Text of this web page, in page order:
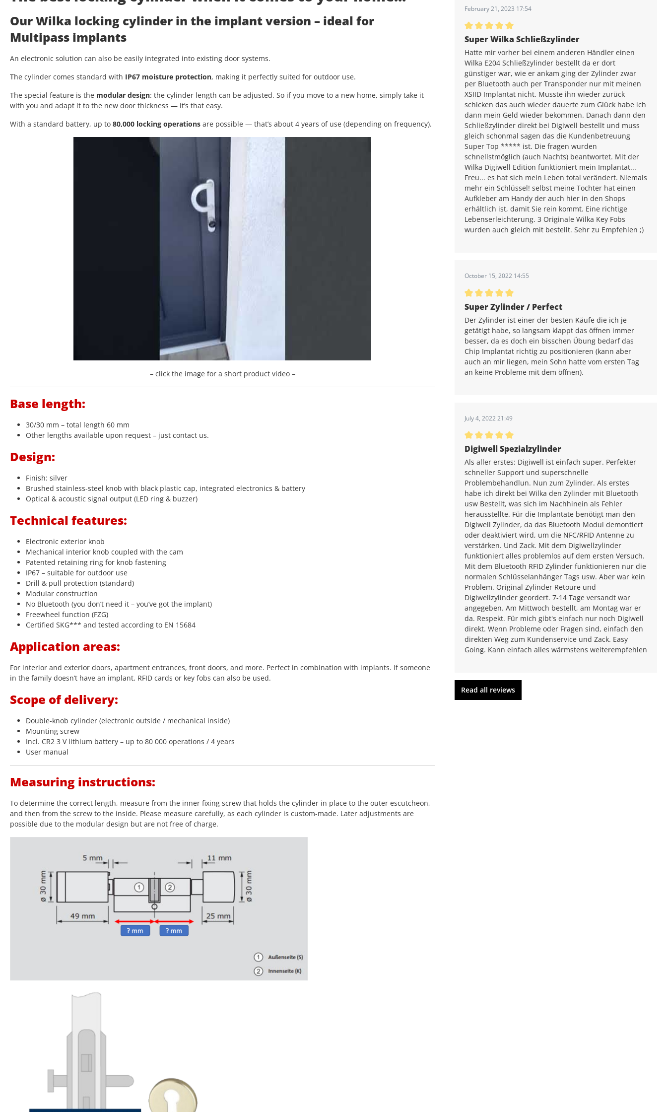
Our Wilka locking cylinder in the implant version – ideal for
Multipass implants
An electronic solution can also be easily integrated into existing door systems.
The cylinder comes standard with IP67 moisture protection, making it perfectly suited for outdoor use.
The special feature is the modular design: the cylinder length can be adjusted. So if you move to a new home, simply take it
with you and adapt it to the new door thickness — it’s that easy.
With a standard battery, up to 80,000 locking operations are possible — that’s about 4 years of use (depending on frequency).
– click the image for a short product video –
Base length:
30/30 mm – total length 60 mm
Other lengths available upon request – just contact us.
Design:
Finish: silver
Brushed stainless-steel knob with black plastic cap, integrated electronics & battery
Optical & acoustic signal output (LED ring & buzzer)
Technical features:
Electronic exterior knob
Mechanical interior knob coupled with the cam
Patented retaining ring for knob fastening
IP67 – suitable for outdoor use
Drill & pull protection (standard)
Modular construction
No Bluetooth (you don’t need it – you’ve got the implant)
Freewheel function (FZG)
Certified SKG*** and tested according to EN 15684
Application areas:
For interior and exterior doors, apartment entrances, front doors, and more. Perfect in combination with implants. If someone
in the family doesn’t have an implant, RFID cards or key fobs can also be used.
Scope of delivery:
Double-knob cylinder (electronic outside / mechanical inside)
Mounting screw
Incl. CR2 3 V lithium battery – up to 80 000 operations / 4 years
User manual
Measuring instructions:
To determine the correct length, measure from the inner fixing screw that holds the cylinder in place to the outer escutcheon,
and then from the screw to the inside. Please measure carefully, as each cylinder is custom-made. Later adjustments are
possible due to the modular design but are not free of charge.
February 21, 2023 17:54
Average rating of 5 out of 5 stars
Super Wilka Schließzylinder
Hatte mir vorher bei einem anderen Händler einen
Wilka E204 Schließzylinder bestellt da er dort
günstiger war, wie er ankam ging der Zylinder zwar
per Bluetooth auch per Transponder nur mit meinen
XSIID Implantat nicht. Musste ihn wieder zurück
schicken das auch wieder dauerte zum Glück habe ich
dann mein Geld wieder bekommen. Danach dann den
Schließzylinder direkt bei Digiwell bestellt und muss
gleich schonmal sagen das die Kundenbetreuung
Super Top ***** ist. Die fragen wurden
schnellstmöglich (auch Nachts) beantwortet. Mit der
Wilka Digiwell Edition funktioniert mein Implantat...
Freu... es hat sich mein Leben total verändert. Niemals
mehr ein Schlüssel! selbst meine Tochter hat einen
Aufkleber am Handy der auch hier in den Shops
erhältlich ist, damit Sie rein kommt. Eine richtige
Lebenserleichterung. 3 Originale Wilka Key Fobs
wurden auch gleich mit bestellt. Sehr zu Empfehlen ;)
October 15, 2022 14:55
Average rating of 5 out of 5 stars
Super Zylinder / Perfect
Der Zylinder ist einer der besten Käufe die ich je
getätigt habe, so langsam klappt das öffnen immer
besser, da es doch ein bisschen Übung bedarf das
Chip Implantat richtig zu positionieren (kann aber
auch an mir liegen, mein Sohn hatte vom ersten Tag
an keine Probleme mit dem öffnen).
July 4, 2022 21:49
Average rating of 5 out of 5 stars
Digiwell Spezialzylinder
Als aller erstes: Digiwell ist einfach super. Perfekter
schneller Support und superschnelle
Problembehandlun. Nun zum Zylinder. Als erstes
habe ich direkt bei Wilka den Zylinder mit Bluetooth
usw Bestellt, was sich im Nachhinein als Fehler
herausstellte. Für die Implantate benötigt man den
Digiwell Zylinder, da das Bluetooth Modul demontiert
oder deaktiviert wird, um die NFC/RFID Antenne zu
verstärken. Und Zack. Mit dem Digiwellzylinder
funktioniert alles problemlos auf dem ersten Versuch.
Mit dem Bluetooth RFID Zylinder funktionieren nur die
normalen Schlüsselanhänger Tags usw. Aber war kein
Problem. Original Zylinder Retoure und
Digiwellzylinder geordert. 7-14 Tage versandt war
angegeben. Am Mittwoch bestellt, am Montag war er
da. Respekt. Für mich gibt's einfach nur noch Digiwell
direkt. Wenn Probleme oder Fragen sind, einfach den
direkten Weg zum Kundenservice und Zack. Easy
Going. Kann einfach alles wärmstens weiterempfehlen
Read all reviews